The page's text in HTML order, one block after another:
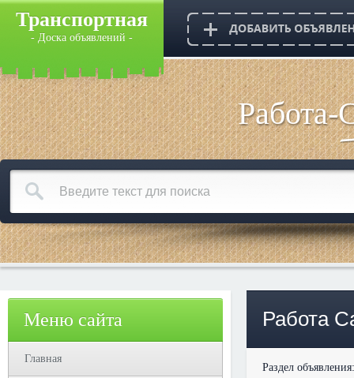
Транспортная
- Доска объявлений -
Меню сайта
Главная
Работа
Раздел